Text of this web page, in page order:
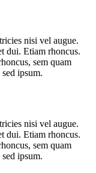
nisi vel augue.
dui. Etiam rhoncus.
sem quam
ipsum.
nisi vel augue.
dui. Etiam rhoncus.
sem quam
ipsum.